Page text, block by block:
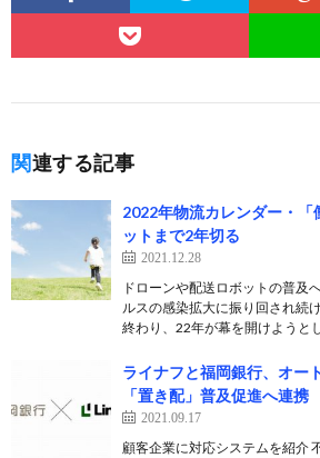
関連する記事
2022年物流カレンダー・「
ットまで2年切る
2021.12.28
ドローンや配送ロボットの普及
ルスの感染拡大に振り回され続
終わり、22年が幕を開けようと
ライナフと福岡銀行、オー
「置き配」普及促進へ連携
2021.09.17
顧客企業に対応システムを紹介